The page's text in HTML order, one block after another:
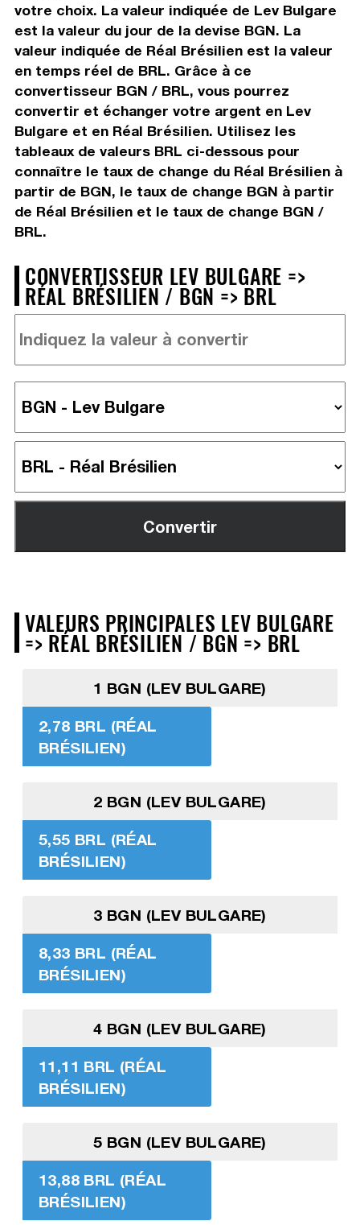
votre choix. La valeur indiquée de Lev Bulgare
est la valeur du jour de la devise BGN. La
valeur indiquée de Réal Brésilien est la valeur
en temps réel de BRL. Grâce à ce
convertisseur BGN / BRL, vous pourrez
convertir et échanger votre argent en Lev
Bulgare et en Réal Brésilien. Utilisez les
tableaux de valeurs BRL ci-dessous pour
connaître le taux de change du Réal Brésilien à
partir de BGN, le taux de change BGN à partir
de Réal Brésilien et le taux de change BGN /
BRL.
CONVERTISSEUR LEV BULGARE =>
RÉAL BRÉSILIEN / BGN => BRL
VALEURS PRINCIPALES LEV BULGARE
=> RÉAL BRÉSILIEN / BGN => BRL
1 BGN (LEV BULGARE)
2,78 BRL (RÉAL
BRÉSILIEN)
2 BGN (LEV BULGARE)
5,55 BRL (RÉAL
BRÉSILIEN)
3 BGN (LEV BULGARE)
8,33 BRL (RÉAL
BRÉSILIEN)
4 BGN (LEV BULGARE)
11,11 BRL (RÉAL
BRÉSILIEN)
5 BGN (LEV BULGARE)
13,88 BRL (RÉAL
BRÉSILIEN)